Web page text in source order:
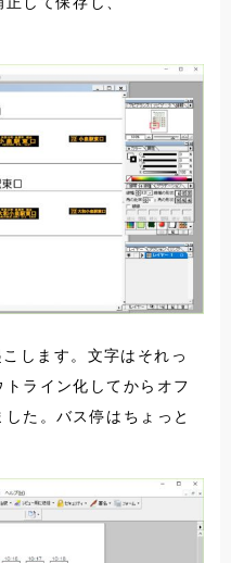
します。文字はそれっ
ライン化してからオフ
た。バス停はちょっと